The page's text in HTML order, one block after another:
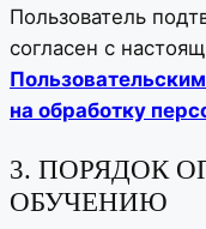
Пользователь
согласен с
на обработку
3. ПОРЯДОК
ОБУЧЕНИЮ